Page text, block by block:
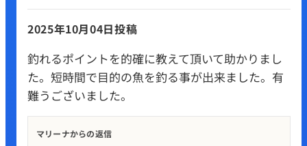
2025年10月04日投稿
釣れるポイントを的確に教えて頂いて助かりまし
た。短時間で目的の魚を釣る事が出来ました。有
難うございました。
マリーナからの返信